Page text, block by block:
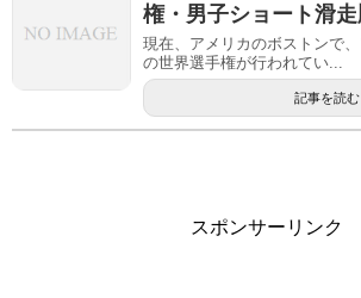
権・男子ショート滑
現在、アメリカのボストンで
の世界選手権が行われてい...
記事を読む
スポンサーリンク